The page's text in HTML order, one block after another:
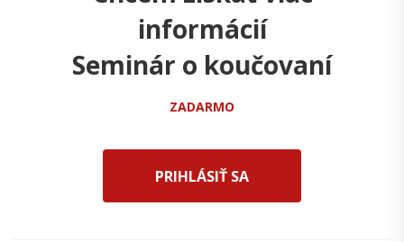
informácií
Seminár o koučovaní
ZADARMO
PRIHLÁSIŤ SA